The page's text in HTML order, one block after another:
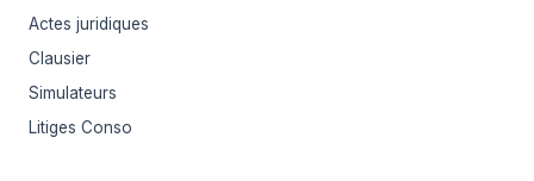
Actes juridiques
Clausier
Simulateurs
Litiges Conso